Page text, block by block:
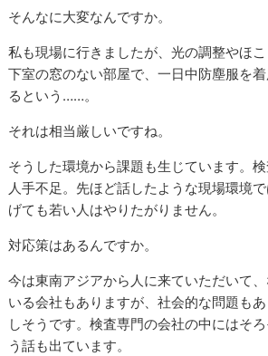
そんなに大変なんですか。
私も現場に行きましたが、光の調整やほ
下室の窓のない部屋で、一日中防塵服を
るという……。
それは相当厳しいですね。
そうした環境から課題も生じています。
人手不足。先ほど話したような現場環境
げても若い人はやりたがりません。
対応策はあるんですか。
今は東南アジアから人に来ていただいて
いる会社もありますが、社会的な問題も
しそうです。検査専門の会社の中にはそ
う話も出ています。